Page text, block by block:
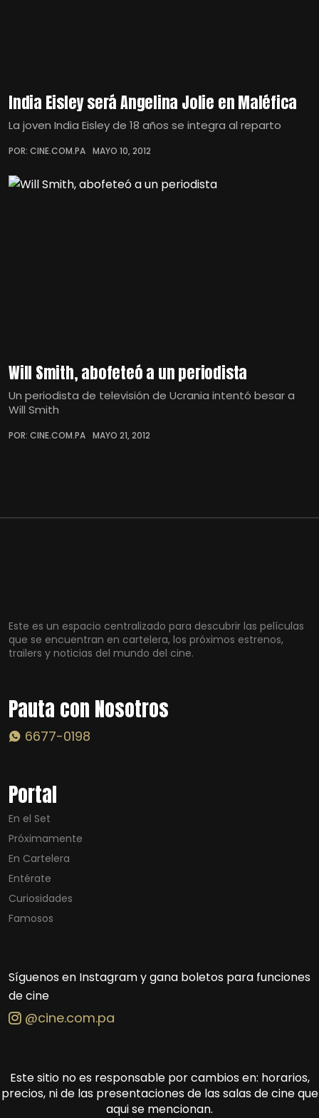
India Eisley será Angelina Jolie en Maléfica
La joven India Eisley de 18 años se integra al reparto
POR: CINE.COM.PA MAYO 10, 2012
Will Smith, abofeteó a un periodista
Un periodista de televisión de Ucrania intentó besar a
Will Smith
POR: CINE.COM.PA MAYO 21, 2012
Este es un espacio centralizado para descubrir las películas
que se encuentran en cartelera, los próximos estrenos,
trailers y noticias del mundo del cine.
Pauta con Nosotros
6677-0198
Portal
En el Set
Próximamente
En Cartelera
Entérate
Curiosidades
Famosos
Síguenos en Instagram y gana boletos para funciones
de cine
@cine.com.pa
Este sitio no es responsable por cambios en: horarios,
precios, ni de las presentaciones de las salas de cine que
aqui se mencionan.